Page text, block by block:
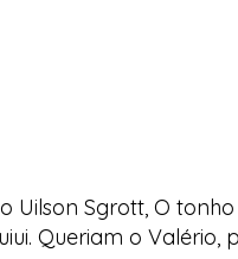
Uilson Sgrott, O
Queriam o